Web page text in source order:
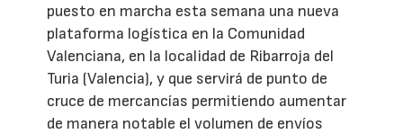
puesto en marcha esta semana una nueva
plataforma logística en la Comunidad
Valenciana, en la localidad de Ribarroja del
Turia (Valencia), y que servirá de punto de
cruce de mercancías permitiendo aumentar
de manera notable el volumen de envíos